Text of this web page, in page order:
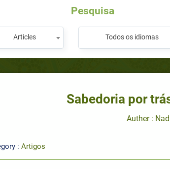
Pesquisa
Articles Todos os idiomas
Sabedoria por
Auther :
: Artigos